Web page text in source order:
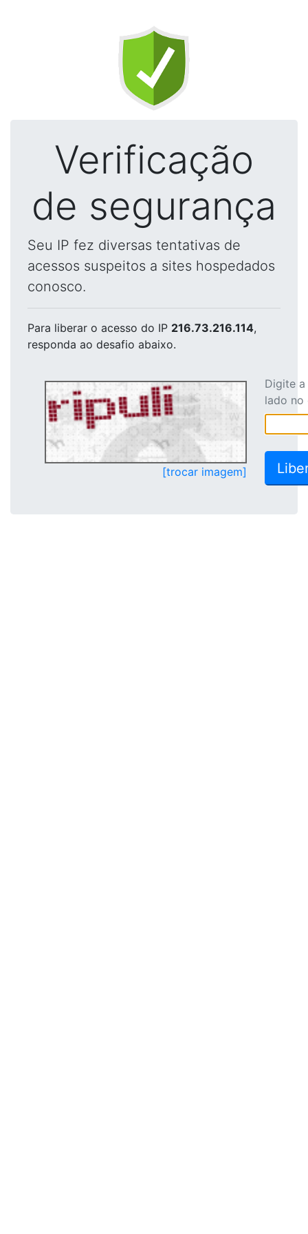
Verificação
de segurança
Seu IP fez diversas tentativas de
acessos suspeitos a sites hospedados
conosco.
Para liberar o acesso do IP 216.73.216.114,
responda ao desafio abaixo.
[trocar imagem]
Digite
lado no